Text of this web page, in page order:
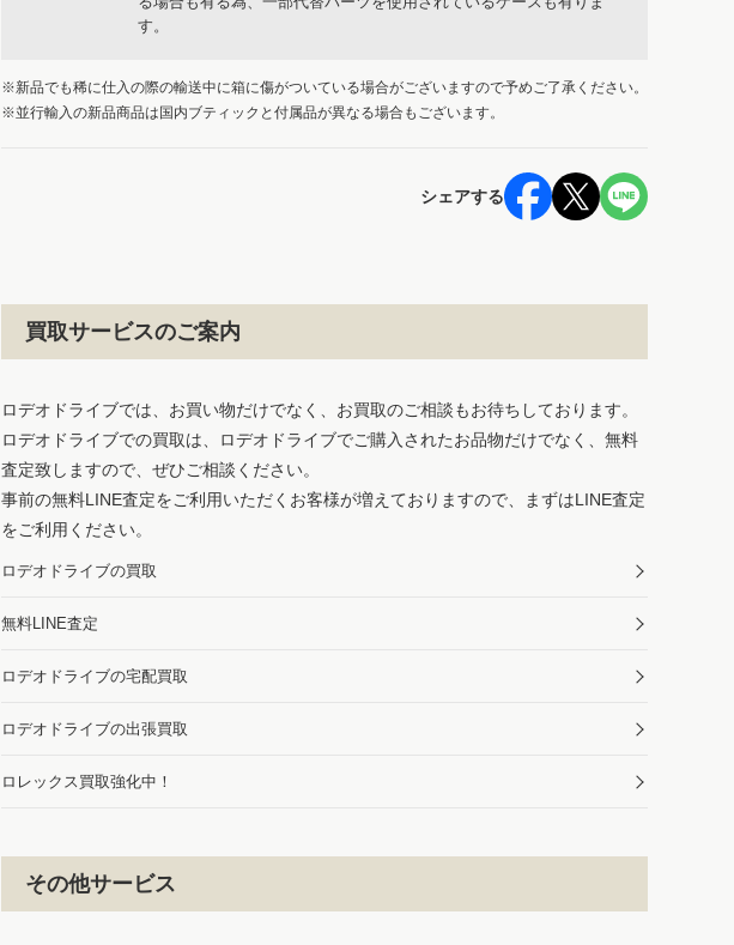
す。
※新品でも稀に仕入の際の輸送中に箱に傷がついている場合がございますので予めご了承ください。
※並行輸入の新品商品は国内ブティックと付属品が異なる場合もございます。
シェアする
買取サービスのご案内
ロデオドライブでは、お買い物だけでなく、お買取のご相談もお待ちしております。
ロデオドライブでの買取は、ロデオドライブでご購入されたお品物だけでなく、無料
査定致しますので、ぜひご相談ください。
事前の無料LINE査定をご利用いただくお客様が増えておりますので、まずはLINE査定
をご利用ください。
ロデオドライブの買取
無料LINE査定
ロデオドライブの宅配買取
ロデオドライブの出張買取
ロレックス買取強化中！
その他サービス